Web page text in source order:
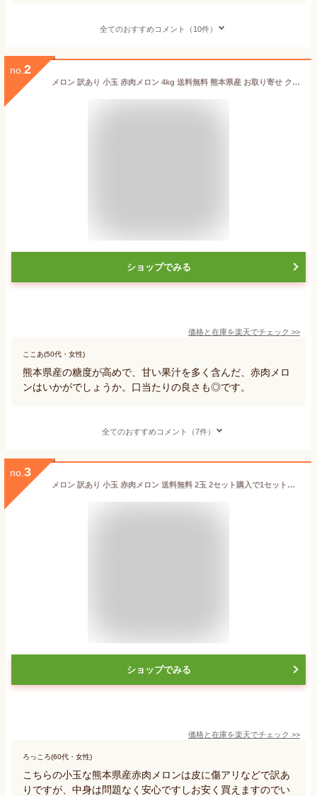
全てのおすすめコメント（10件）
no. 2
メロン 訳あり 小玉 赤肉メロン 4kg 送料無料 熊本県産 お取り寄せ クインシーメロン フルーツ
ショップでみる
価格と在庫を楽天でチェック >>
ここあ(50代・女性)
熊本県産の糖度が高めで、甘い果汁を多く含んだ、赤肉メロ
ンはいかがでしょうか。口当たりの良さも◎です。
全てのおすすめコメント（7件）
no. 3
メロン 訳あり 小玉 赤肉メロン 送料無料 2玉 2セット購入で1セットおまけ お取り寄せ 熊本県産 クインシーメロン フルーツ
ショップでみる
価格と在庫を楽天でチェック >>
ろっころ(60代・女性)
こちらの小玉な熊本県産赤肉メロンは皮に傷アリなどで訳あ
りですが、中身は問題なく安心ですしお安く買えますのでい